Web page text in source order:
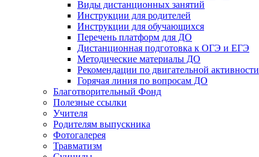
Виды дистанционных занятий
Инструкции для родителей
Инструкции для обучающихся
Перечень платформ для ДО
Дистанционная подготовка к ОГЭ и ЕГЭ
Методические материалы ДО
Рекомендации по двигательной активности
Горячая линия по вопросам ДО
Благотворительный Фонд
Полезные ссылки
Учителя
Родителям выпускника
Фотогалерея
Травматизм